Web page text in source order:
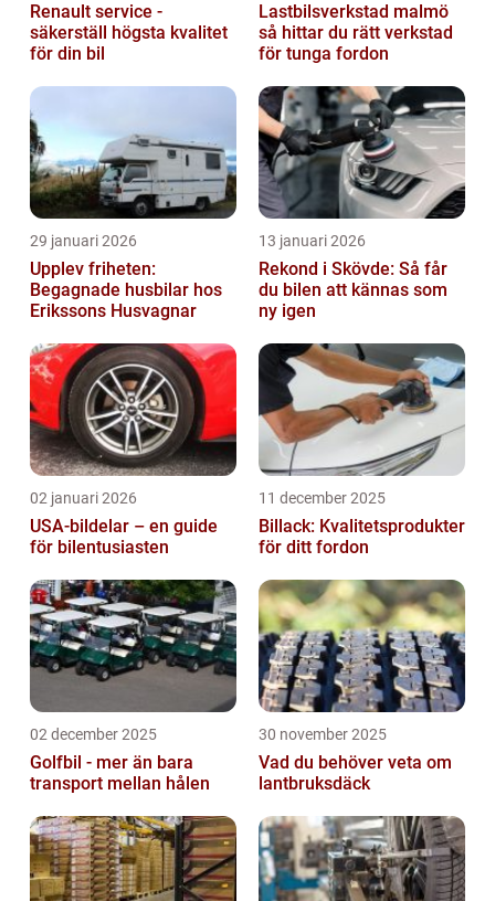
Renault service -
säkerställ högsta kvalitet
för din bil
Lastbilsverkstad malmö
så hittar du rätt verkstad
för tunga fordon
29 januari 2026
Upplev friheten:
Begagnade husbilar hos
Erikssons Husvagnar
13 januari 2026
Rekond i Skövde: Så får
du bilen att kännas som
ny igen
02 januari 2026
USA-bildelar – en guide
för bilentusiasten
11 december 2025
Billack: Kvalitetsprodukter
för ditt fordon
02 december 2025
Golfbil - mer än bara
transport mellan hålen
30 november 2025
Vad du behöver veta om
lantbruksdäck